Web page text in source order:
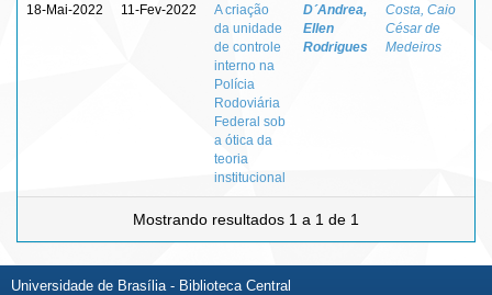
18-Mai-2022 11-Fev-2022
A criação
da unidade
de controle
interno na
Polícia
Rodoviária
Federal sob
a ótica da
teoria
institucional
D´Andrea,
Ellen
Rodrigues
Costa, Caio
César de
Medeiros
Mostrando resultados 1 a 1 de 1
Universidade de Brasília - Biblioteca Central